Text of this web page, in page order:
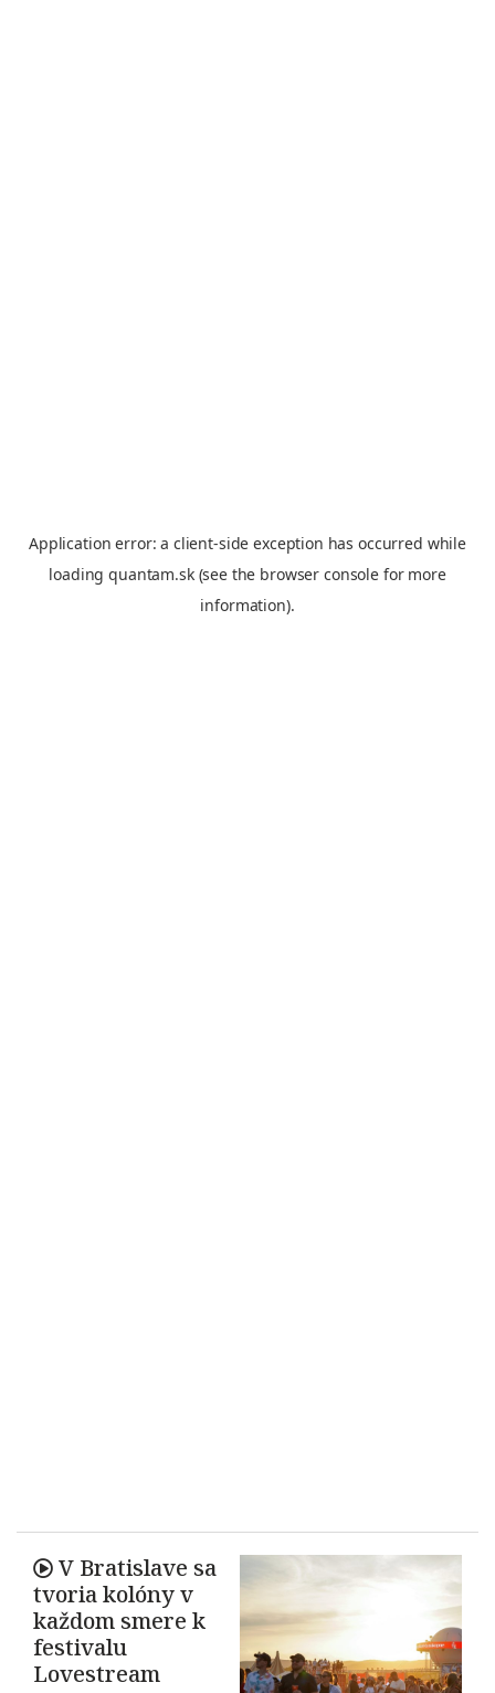
V Bratislave sa
tvoria kolóny v
každom smere k
festivalu
Lovestream